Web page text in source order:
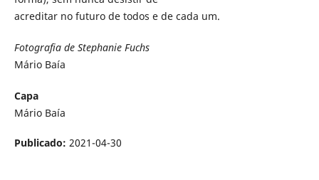
acreditar no futuro de todos e de cada um.
Fotografia de Stephanie Fuchs
Mário Baía
Capa
Mário Baía
Publicado: 2021-04-30